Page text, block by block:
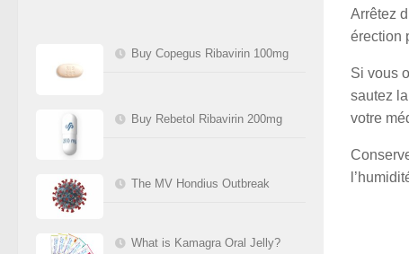
Arrêtez
érection
Si vous
sautez
votre
Buy Copegus Ribavirin 100mg
Buy Rebetol Ribavirin 200mg
The MV Hondius Outbreak
What is Kamagra Oral Jelly?